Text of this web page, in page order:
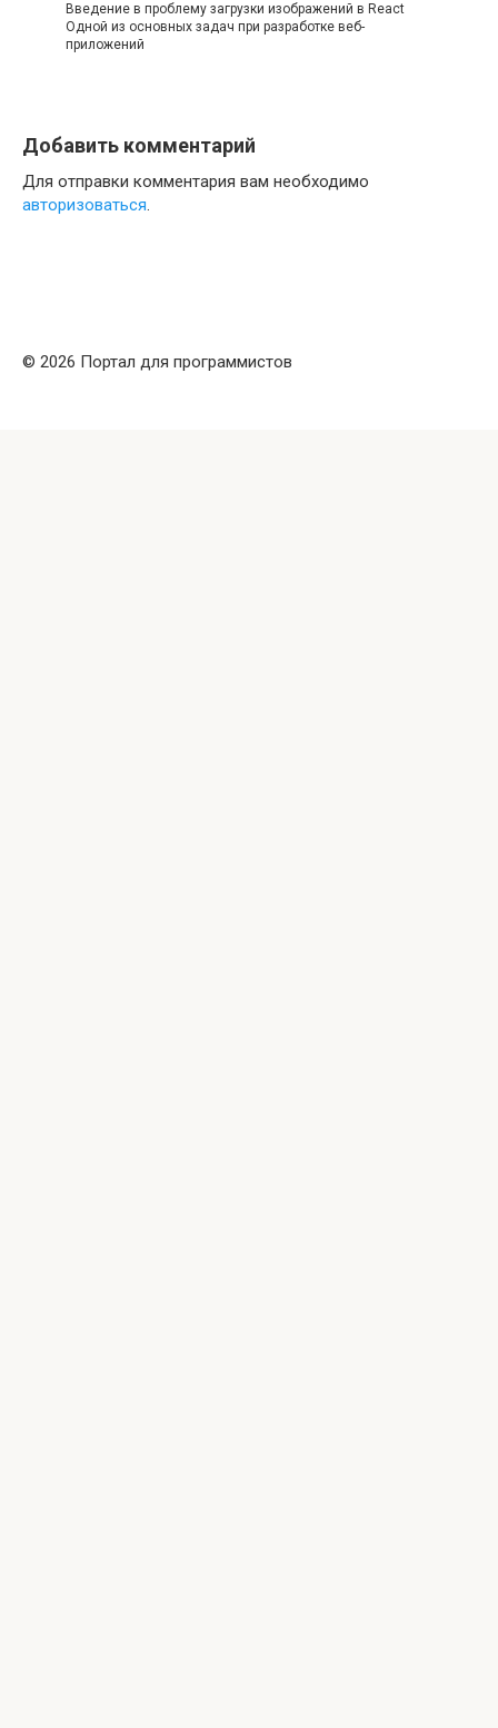
Введение в проблему загрузки изображений в React
Одной из основных задач при разработке веб-
приложений
Добавить комментарий
Для отправки комментария вам необходимо
авторизоваться.
© 2026 Портал для программистов